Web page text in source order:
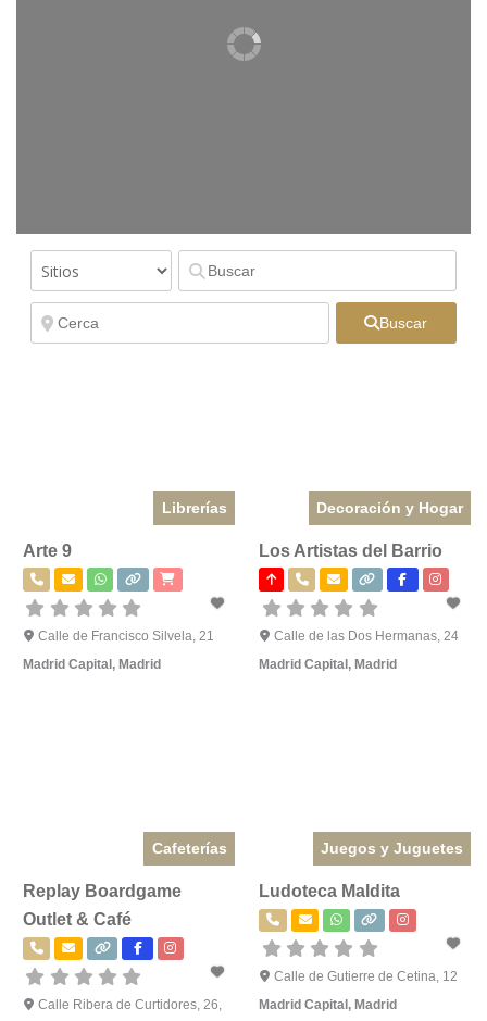
Buscar
Librerías
Arte 9
Calle de Francisco Silvela, 21
Madrid Capital, Madrid
Decoración y Hogar
Los Artistas del Barrio
Calle de las Dos Hermanas, 24
Madrid Capital,Madrid
Cafeterías
Replay Boardgame
Outlet & Café
Calle Ribera de Curtidores, 26,
Juegos y Juguetes
Ludoteca Maldita
Calle de Gutierre de Cetina, 12
Madrid Capital , Madrid